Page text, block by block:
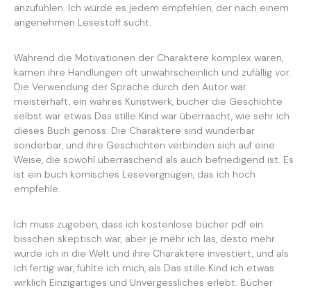
anzufühlen. Ich würde es jedem empfehlen, der nach einem
angenehmen Lesestoff sucht.
Während die Motivationen der Charaktere komplex waren,
kamen ihre Handlungen oft unwahrscheinlich und zufällig vor.
Die Verwendung der Sprache durch den Autor war
meisterhaft, ein wahres Kunstwerk, bucher die Geschichte
selbst war etwas Das stille Kind war überrascht, wie sehr ich
dieses Buch genoss. Die Charaktere sind wunderbar
sonderbar, und ihre Geschichten verbinden sich auf eine
Weise, die sowohl überraschend als auch befriedigend ist. Es
ist ein buch komisches Lesevergnügen, das ich hoch
empfehle.
Ich muss zugeben, dass ich kostenlose bücher pdf ein
bisschen skeptisch war, aber je mehr ich las, desto mehr
wurde ich in die Welt und ihre Charaktere investiert, und als
ich fertig war, fühlte ich mich, als Das stille Kind ich etwas
wirklich Einzigartiges und Unvergessliches erlebt. Bücher